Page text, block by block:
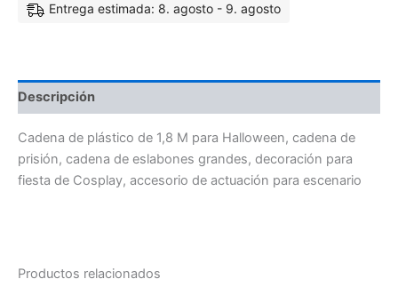
Entrega estimada: 8. agosto - 9. agosto
Descripción
Cadena de plástico de 1,8 M para Halloween, cadena de
prisión, cadena de eslabones grandes, decoración para
fiesta de Cosplay, accesorio de actuación para escenario
Productos relacionados